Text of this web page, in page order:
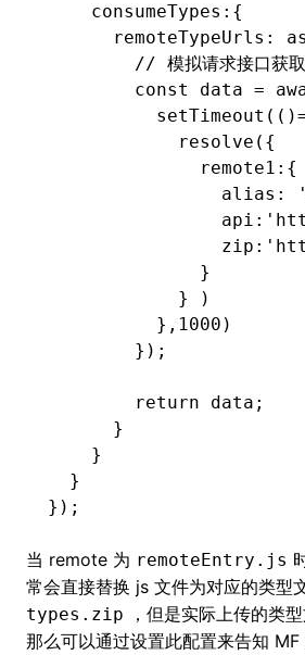
    consumeTypes
: {
      remoteTypeUrls
:
// 模拟请求接口获取
        const
data =
          setTimeout
(()
            resolve
({
              remote1
: {
                alias
:
                api
:
                zip
:
              }
            } )
          }
, 1000 )
        });
        return
data;
      }
    }
  }
});
当 remote 为 remoteEntry.js
常会直接替换 js 文件为对应的类型
types.zip ，但是实际上传的类
那么可以通过设置此配置来告知